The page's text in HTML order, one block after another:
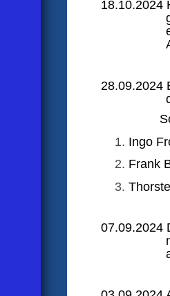
18.10.2024
28.09.2024
Somit
Ingo
Frank
07.09.2024